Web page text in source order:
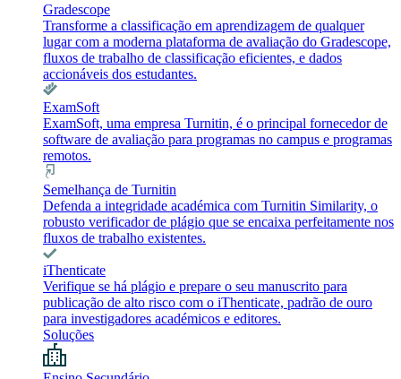
Gradescope
Transforme a classificação em aprendizagem de qualquer
lugar com a moderna plataforma de avaliação do Gradescope,
fluxos de trabalho de classificação eficientes, e dados
accionáveis dos estudantes.
ExamSoft
ExamSoft, uma empresa Turnitin, é o principal fornecedor de
software de avaliação para programas no campus e programas
remotos.
Semelhança de Turnitin
Defenda a integridade académica com Turnitin Similarity, o
robusto verificador de plágio que se encaixa perfeitamente nos
fluxos de trabalho existentes.
iThenticate
Verifique se há plágio e prepare o seu manuscrito para
publicação de alto risco com o iThenticate, padrão de ouro
para investigadores académicos e editores.
Soluções